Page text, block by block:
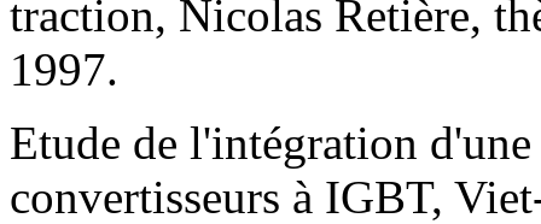
traction, Nicolas Retière,
1997.
Etude de l'intégration
convertisseurs à IGBT,